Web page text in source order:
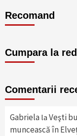
Recomand
Cumpara la
Comentarii
Gabriela la Veşti
muncească în